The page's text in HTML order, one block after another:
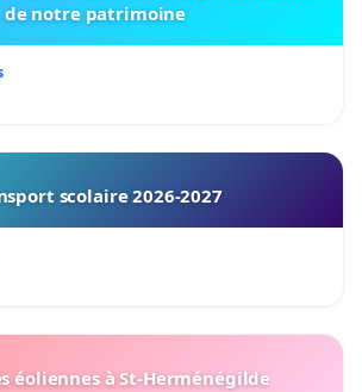
de notre patrimoine
scolaire 2026-2027
éoliennes à St-Herménégilde